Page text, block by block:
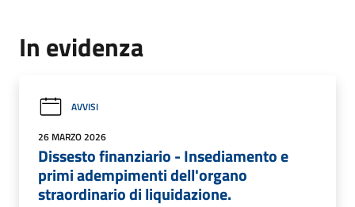
In evidenza
AVVISI
26 MARZO 2026
Dissesto finanziario - Insediamento e
primi adempimenti dell'organo
straordinario di liquidazione.